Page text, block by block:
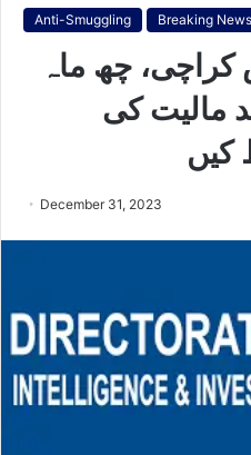
Anti-Smuggling Breaking News
کراچی، چھ ماہ
مالیت کی
کیں
December 31, 2023